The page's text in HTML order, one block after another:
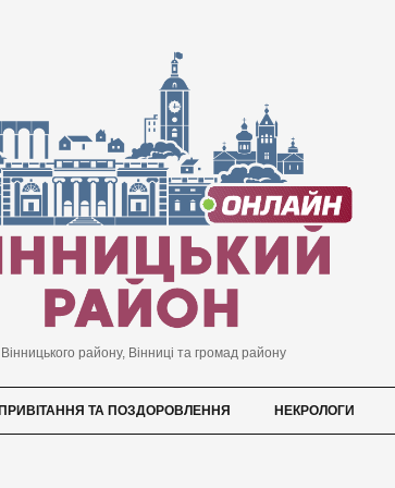
району, Вінниці та громад району
ТА ПОЗДОРОВЛЕННЯ НЕКРОЛОГИ